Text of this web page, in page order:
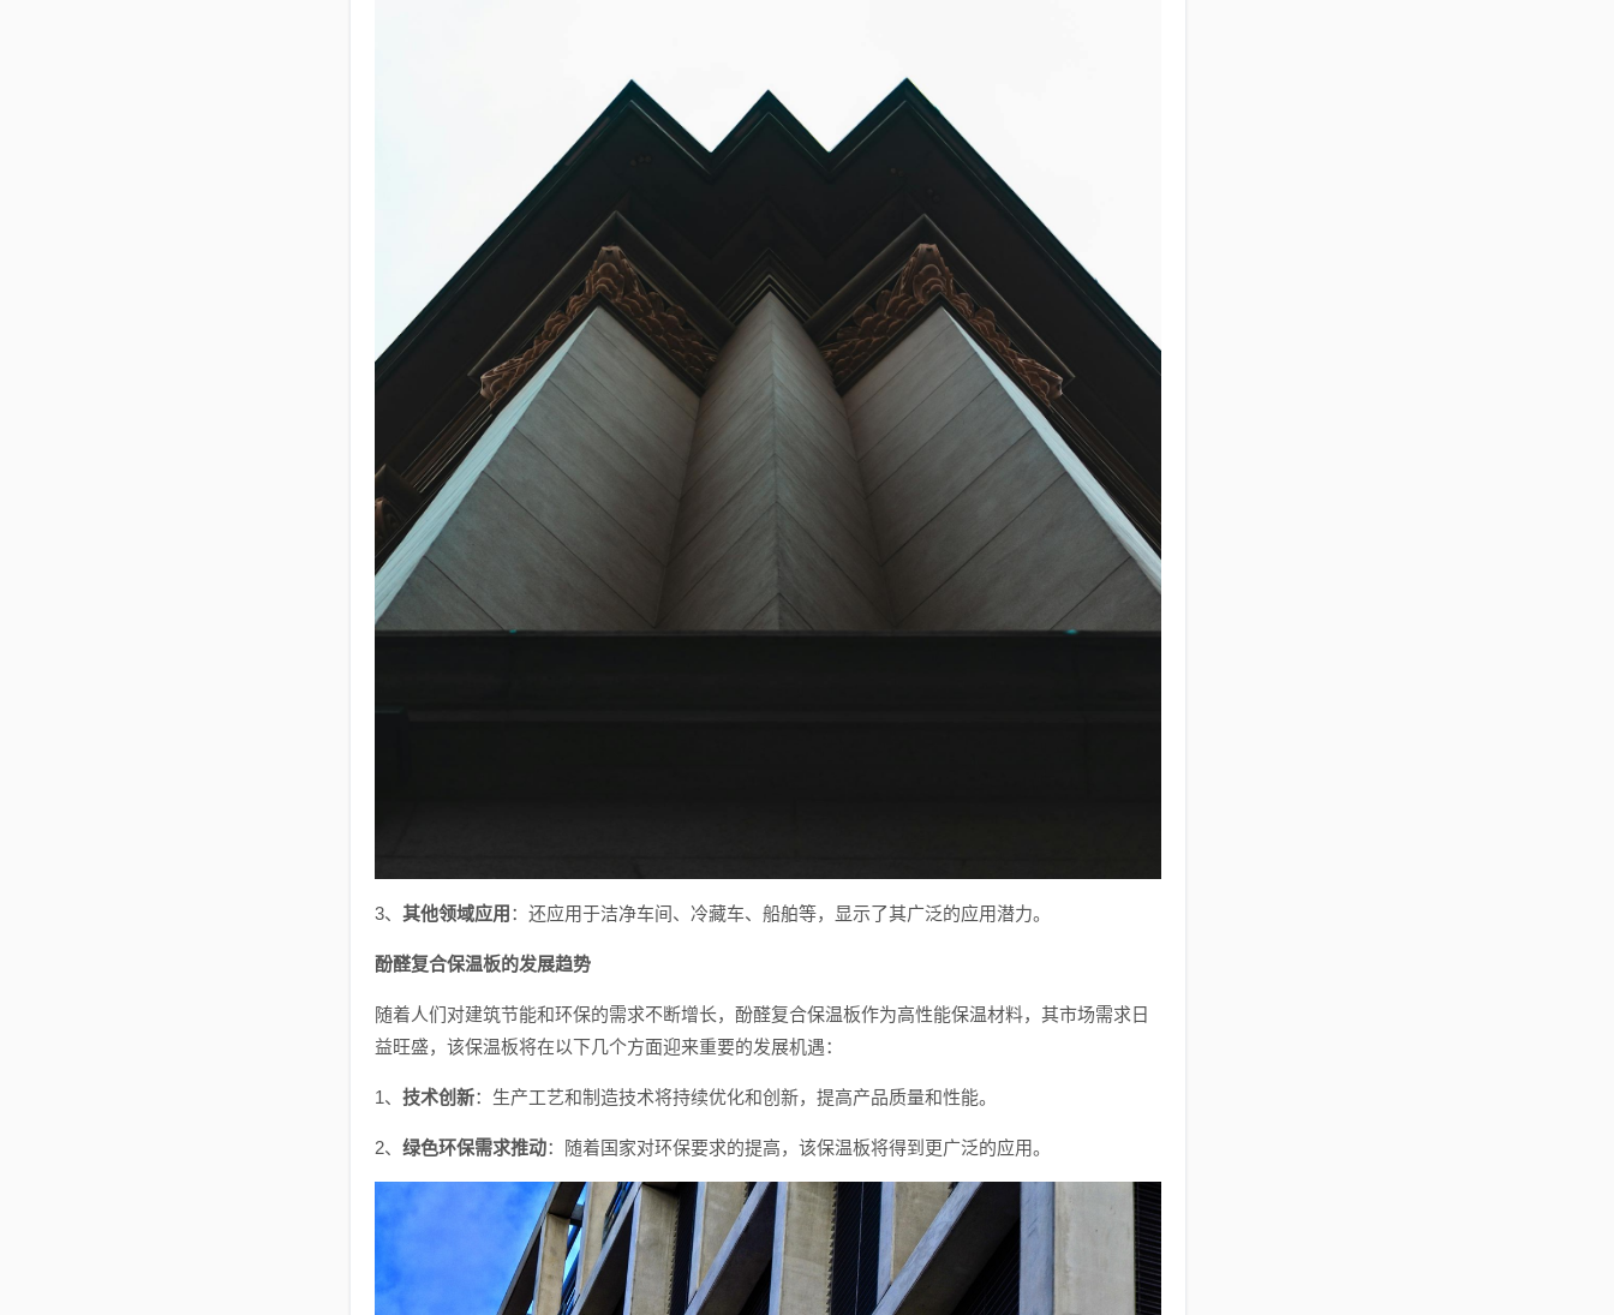
3、 其他领域应用 ：还应用于洁净车间、冷藏车、船舶等，显示了其广泛的应用潜力。
酚醛复合保温板的发展趋势
随着人们对建筑节能和环保的需求不断增长，酚醛复合保温板作为高性能保温材料，其市场需求日
益旺盛，该保温板将在以下几个方面迎来重要的发展机遇：
1、 技术创新：生产工艺和制造技术将持续优化和创新，提高产品质量和性能。
2、 绿色环保需求推动：随着国家对环保要求的提高，该保温板将得到更广泛的应用。